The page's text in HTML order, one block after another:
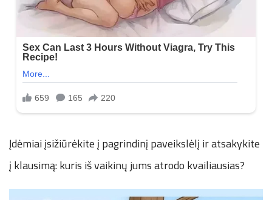
Įdėmiai įsižiūrėkite į pagrindinį paveikslėlį ir atsakykite
į klausimą: kuris iš vaikinų jums atrodo kvailiausias?